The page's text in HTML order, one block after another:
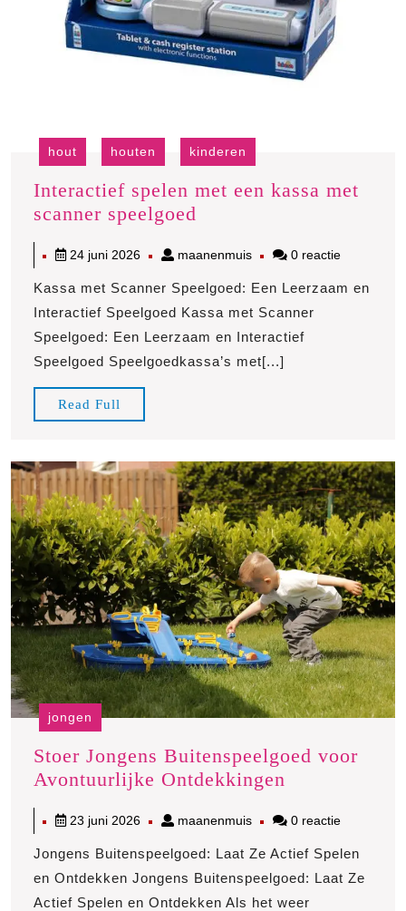
hout houten kinderen
Interactief spelen met een kassa met
scanner speelgoed
met
een
kassa
met
scanner
24 juni 202624
2026
maanenmuismaanenmuis
0 reactie
Kassa met Scanner Speelgoed: Een Leerzaam en
Interactief Speelgoed Kassa met Scanner
Speelgoed: Een Leerzaam en Interactief
Speelgoed Speelgoedkassa’s met[...]
Read Full
Full
jongen
Stoer Jongens Buitenspeelgoed voor
Avontuurlijke Ontdekkingen
voor
Avontuurlijke
23 juni 202623
2026
maanenmuismaanenmuis
0 reactie
Jongens Buitenspeelgoed: Laat Ze Actief Spelen
en Ontdekken Jongens Buitenspeelgoed: Laat Ze
Actief Spelen en Ontdekken Als het weer